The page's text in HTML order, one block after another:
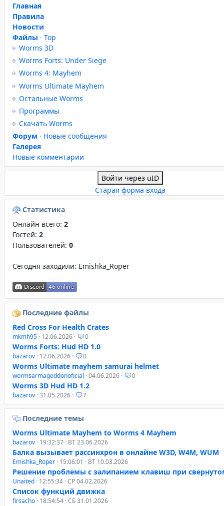
Главная
Правила
Новости
Файлы · Top
Worms 3D
Worms Forts: Under Siege
Worms 4: Mayhem
Worms Ultimate Mayhem
Остальные Worms
Программы
Скачать Worms
Форум · Новые сообщения
Галерея
Новые комментарии
Войти через uID
Старая форма входа
Статистика
Онлайн всего: 2
Гостей: 2
Пользователей: 0
Сегодня заходили: Emishka_Roper
Последние файлы
Red Cross For Health Crates
mkmh95 · 12.06.2026 · 0
Worms Forts: Hud HD 1.0
bazarov · 12.06.2026 · 0
Worms Ultimate mayhem samurai helmet
wormsarmageddonoficial · 04.06.2026 · 0
Worms 3D Hud HD 1.2
bazarov · 31.05.2026 · 7
Последние темы
Worms Ultimate Mayhem to Worms 4 Mayhem
bazarov · 19:32:37 · ВТ 23.06.2026
Балка вызывает рассинхрон в онлайне W3D, W4M, WUM
Emishka_Roper · 15:06:01 · ВТ 10.03.2026
Решение проблемы с залипанием клавиш при
Unaited · 12:55:34 · СР 04.02.2026
Список функций движка
firsacho · 18:54:54 · СБ 31.01.2026